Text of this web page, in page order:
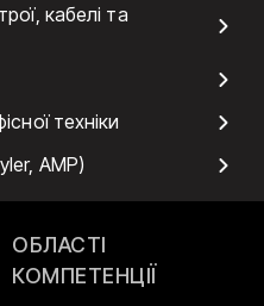
кабелі та
техніки
AMP)
ОБЛАСТІ
КОМПЕТЕНЦІЇ